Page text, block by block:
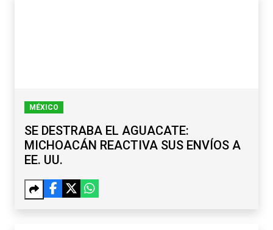
MÉXICO
SE DESTRABA EL AGUACATE:
MICHOACÁN REACTIVA SUS ENVÍOS A
EE. UU.